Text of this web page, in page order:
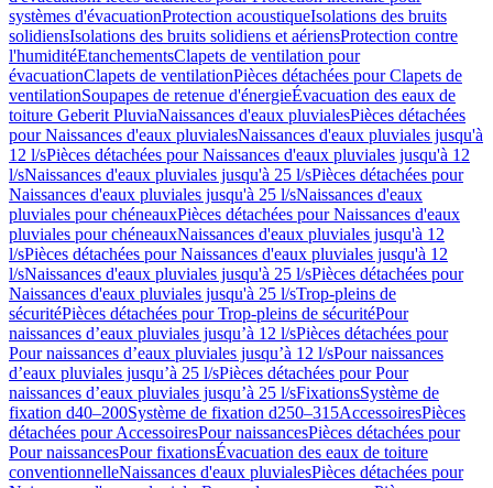
systèmes d'évacuationProtection acoustiqueIsolations des bruits
solidiensIsolations des bruits solidiens et aériensProtection contre
l'humiditéEtanchementsClapets de ventilation pour
évacuationClapets de ventilationPièces détachées pour Clapets de
ventilationSoupapes de retenue d'énergieÉvacuation des eaux de
toiture Geberit PluviaNaissances d'eaux pluvialesPièces détachées
pour Naissances d'eaux pluvialesNaissances d'eaux pluviales jusqu'à
12 l/sPièces détachées pour Naissances d'eaux pluviales jusqu'à 12
l/sNaissances d'eaux pluviales jusqu'à 25 l/sPièces détachées pour
Naissances d'eaux pluviales jusqu'à 25 l/sNaissances d'eaux
pluviales pour chéneauxPièces détachées pour Naissances d'eaux
pluviales pour chéneauxNaissances d'eaux pluviales jusqu'à 12
l/sPièces détachées pour Naissances d'eaux pluviales jusqu'à 12
l/sNaissances d'eaux pluviales jusqu'à 25 l/sPièces détachées pour
Naissances d'eaux pluviales jusqu'à 25 l/sTrop-pleins de
sécuritéPièces détachées pour Trop-pleins de sécuritéPour
naissances d’eaux pluviales jusqu’à 12 l/sPièces détachées pour
Pour naissances d’eaux pluviales jusqu’à 12 l/sPour naissances
d’eaux pluviales jusqu’à 25 l/sPièces détachées pour Pour
naissances d’eaux pluviales jusqu’à 25 l/sFixationsSystème de
fixation d40–200Système de fixation d250–315AccessoiresPièces
détachées pour AccessoiresPour naissancesPièces détachées pour
Pour naissancesPour fixationsÉvacuation des eaux de toiture
conventionnelleNaissances d'eaux pluvialesPièces détachées pour